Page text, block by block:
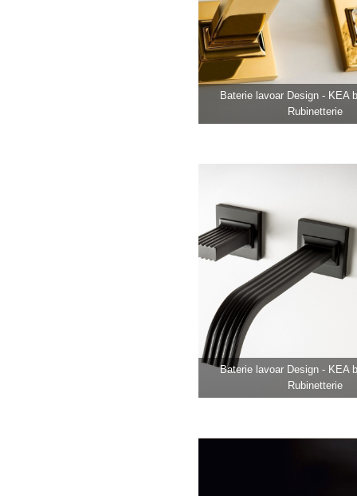
Baterie lavoar Design - KEA
Rubinetterie
Baterie lavoar Design - KEA
Rubinetterie